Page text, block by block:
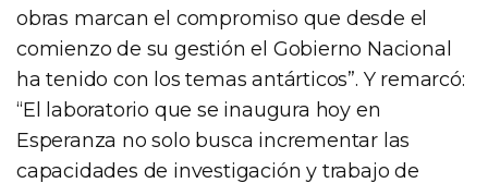
obras marcan el compromiso que desde el
comienzo de su gestión el Gobierno Nacional
ha tenido con los temas antárticos”. Y remarcó:
“El laboratorio que se inaugura hoy en
Esperanza no solo busca incrementar las
capacidades de investigación y trabajo de